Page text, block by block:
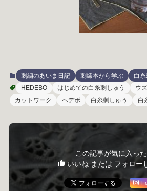
刺繍のあいま日記 刺繍本から学ぶ
白
HEDEBO
はじめての白糸刺しゅう
ウ
カットワーク
ヘデボ 白糸刺しゅう 白
この記事が気に入っ
いいね または フォロー